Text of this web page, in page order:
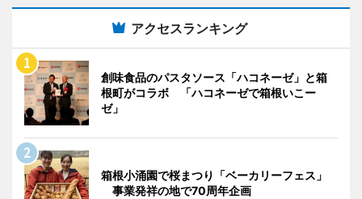
アクセスランキング
創味食品のパスタソース「ハコネーゼ」と箱
根町がコラボ 「ハコネーゼで箱根いこー
ゼ」
箱根小涌園で桜まつり「ベーカリーフェス」
事業発祥の地で70周年企画